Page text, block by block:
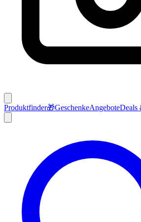
Produktfinder🎁GeschenkeAngeboteDeals